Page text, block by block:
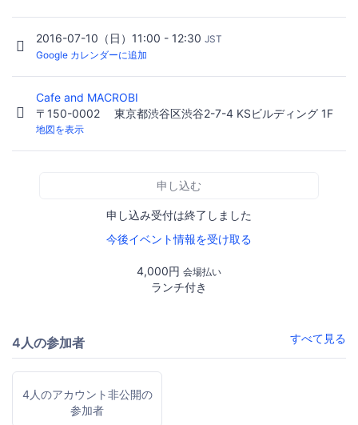
2016-07-10（日）11:00 - 12:30 JST
Google カレンダーに追加
Cafe and MACROBI
〒150-0002 東京都渋谷区渋谷2-7-4 KSビルディング 1F
地図を表示
申し込む
申し込み受付は終了しました
今後イベント情報を受け取る
4,000円 会場払い
ランチ付き
4人の参加者 すべて見る
4人のアカウント非公開の
参加者